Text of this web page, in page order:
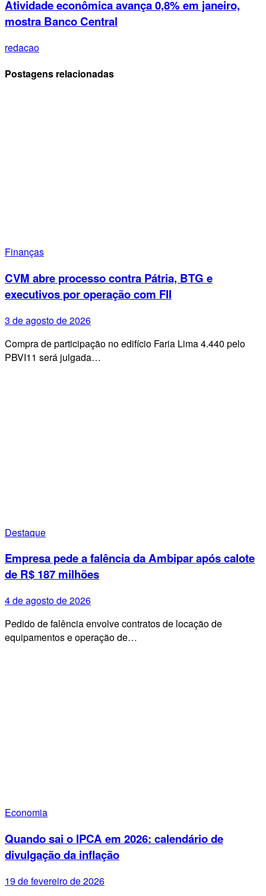
Atividade econômica avança 0,8% em janeiro,
mostra Banco Central
redacao
Postagens relacionadas
Finanças
CVM abre processo contra Pátria, BTG e
executivos por operação com FII
3 de agosto de 2026
Compra de participação no edifício Faria Lima 4.440 pelo
PBVI11 será julgada…
Destaque
Empresa pede a falência da Ambipar após calote
de R$ 187 milhões
4 de agosto de 2026
Pedido de falência envolve contratos de locação de
equipamentos e operação de…
Economia
Quando sai o IPCA em 2026: calendário de
divulgação da inflação
19 de fevereiro de 2026